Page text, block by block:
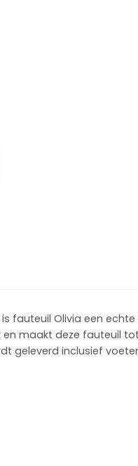
fauteuil Olivia een
maakt deze fauteuil
geleverd inclusief